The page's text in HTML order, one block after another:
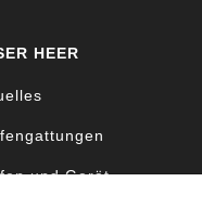
HEER
und Gerät